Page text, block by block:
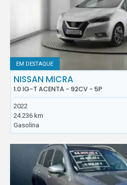
EM DESTAQUE
NISSAN MICRA
1.0 IG-T ACENTA - 92CV - 5P
2022
24.236 km
Gasolina